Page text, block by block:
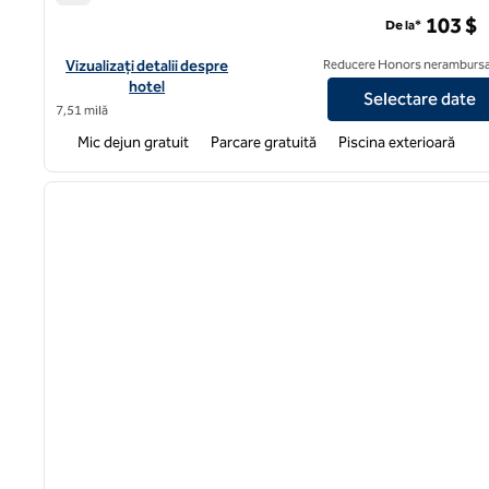
Vizualizați detaliile hotelului Hampton Inn & Suites Arundel
Vizualizați detalii despre
hotel
7,51 milă
De la* 103 $
Reducere Honors
Selectare date
Mic dejun gratuit Parcare gratuită Piscina exterioară
1 din 12